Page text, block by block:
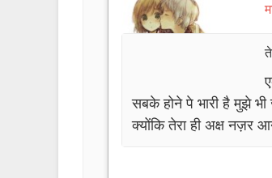
सबके होने पे भारी है मुझे
क्योंकि तेरा ही अक्ष